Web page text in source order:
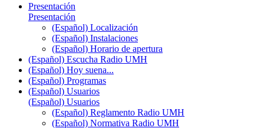
Presentación
Presentación
(Español) Localización
(Español) Instalaciones
(Español) Horario de apertura
(Español) Escucha Radio UMH
(Español) Hoy suena...
(Español) Programas
(Español) Usuarios
(Español) Usuarios
(Español) Reglamento Radio UMH
(Español) Normativa Radio UMH